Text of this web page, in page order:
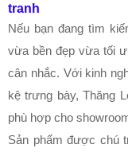
tranh
Nếu bạn đang tìm
vừa bền đẹp vừa tối
cân nhắc. Với kinh
kệ trưng bày, Thăng
phù hợp cho
Sản phẩm được chú